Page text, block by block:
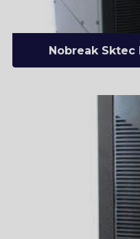
Nobreak Sktec